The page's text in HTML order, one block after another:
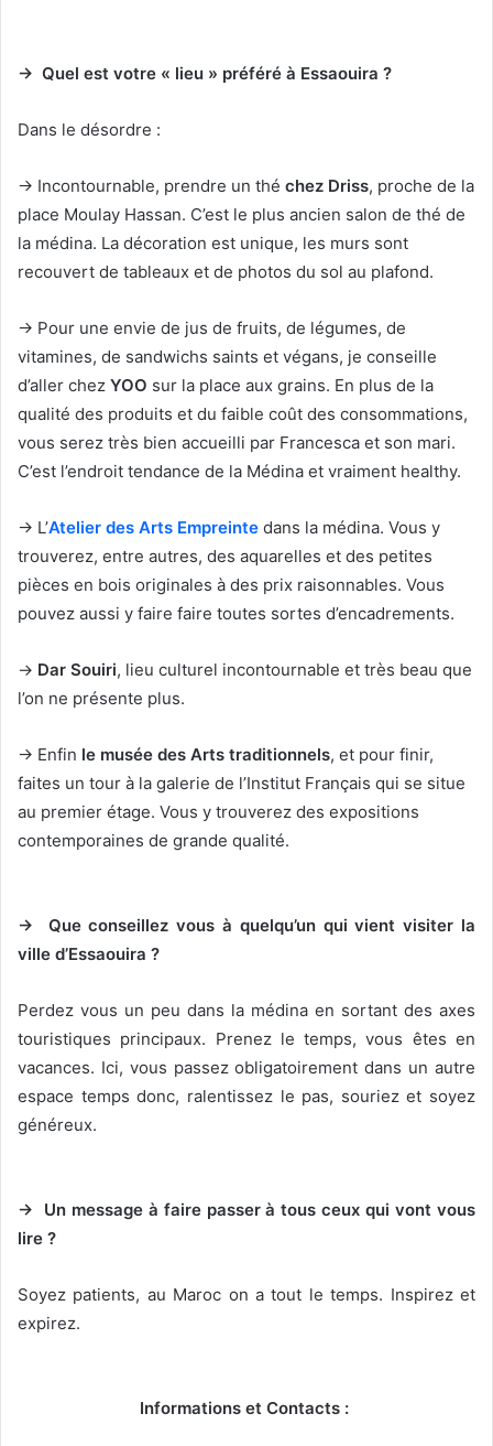
→ Quel est votre « lieu » préféré à Essaouira ?
Dans le désordre :
→ Incontournable, prendre un thé chez Driss, proche de la
place Moulay Hassan. C’est le plus ancien salon de thé de
la médina. La décoration est unique, les murs sont
recouvert de tableaux et de photos du sol au plafond.
→ Pour une envie de jus de fruits, de légumes, de
vitamines, de sandwichs saints et végans, je conseille
d’aller chez YOO sur la place aux grains. En plus de la
qualité des produits et du faible coût des consommations,
vous serez très bien accueilli par Francesca et son mari.
C’est l’endroit tendance de la Médina et vraiment healthy.
→ L’Atelier des Arts Empreinte dans la médina. Vous y
trouverez, entre autres, des aquarelles et des petites
pièces en bois originales à des prix raisonnables. Vous
pouvez aussi y faire faire toutes sortes d’encadrements.
→ Dar Souiri, lieu culturel incontournable et très beau que
l’on ne présente plus.
→ Enfin le musée des Arts traditionnels, et pour finir,
faites un tour à la galerie de l’Institut Français qui se situe
au premier étage. Vous y trouverez des expositions
contemporaines de grande qualité.
→ Que conseillez vous à quelqu’un qui vient visiter la
ville d’Essaouira ?
Perdez vous un peu dans la médina en sortant des axes
touristiques principaux. Prenez le temps, vous êtes en
vacances. Ici, vous passez obligatoirement dans un autre
espace temps donc, ralentissez le pas, souriez et soyez
généreux.
→ Un message à faire passer à tous ceux qui vont vous
lire ?
Soyez patients, au Maroc on a tout le temps. Inspirez et
expirez.
Informations et Contacts :